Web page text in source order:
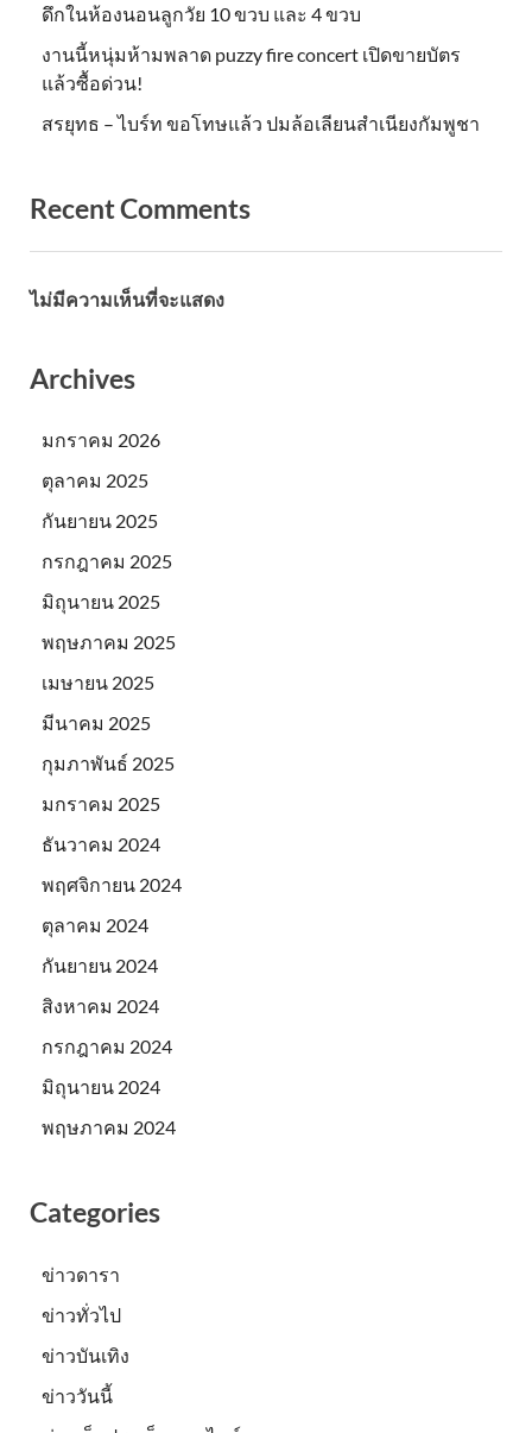
ดึกในห้องนอนลูกวัย 10 ขวบ และ 4 ขวบ
งานนี้หนุ่มห้ามพลาด puzzy fire concert เปิดขายบัตร
แล้วซื้อด่วน!
สรยุทธ – ไบร์ท ขอโทษแล้ว ปมล้อเลียนสำเนียงกัมพูชา
Recent Comments
ไม่มีความเห็นที่จะแสดง
Archives
มกราคม 2026
ตุลาคม 2025
กันยายน 2025
กรกฎาคม 2025
มิถุนายน 2025
พฤษภาคม 2025
เมษายน 2025
มีนาคม 2025
กุมภาพันธ์ 2025
มกราคม 2025
ธันวาคม 2024
พฤศจิกายน 2024
ตุลาคม 2024
กันยายน 2024
สิงหาคม 2024
กรกฎาคม 2024
มิถุนายน 2024
พฤษภาคม 2024
Categories
ข่าวดารา
ข่าวทั่วไป
ข่าวบันเทิง
ข่าววันนี้